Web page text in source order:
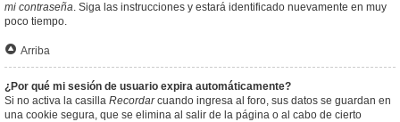
mi contraseña. Siga las instrucciones y estará identificado nuevamente en muy
poco tiempo.
Arriba
¿Por qué mi sesión de usuario expira automáticamente?
Si no activa la casilla Recordarcuando ingresa al foro, sus datos se guardan en
una cookie segura, que se elimina al salir de la página o al cabo de cierto